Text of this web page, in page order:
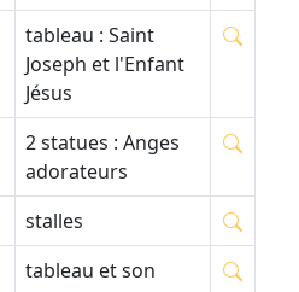
tableau : Saint
Joseph et l'Enfant
Jésus
2 statues : Anges
adorateurs
stalles
tableau et son